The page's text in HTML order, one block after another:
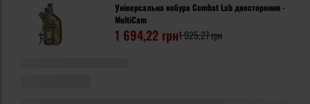
Універсальна кобура Combat Lab двостороння -
MultiCam
1 694,22 грн1 925,27 грн